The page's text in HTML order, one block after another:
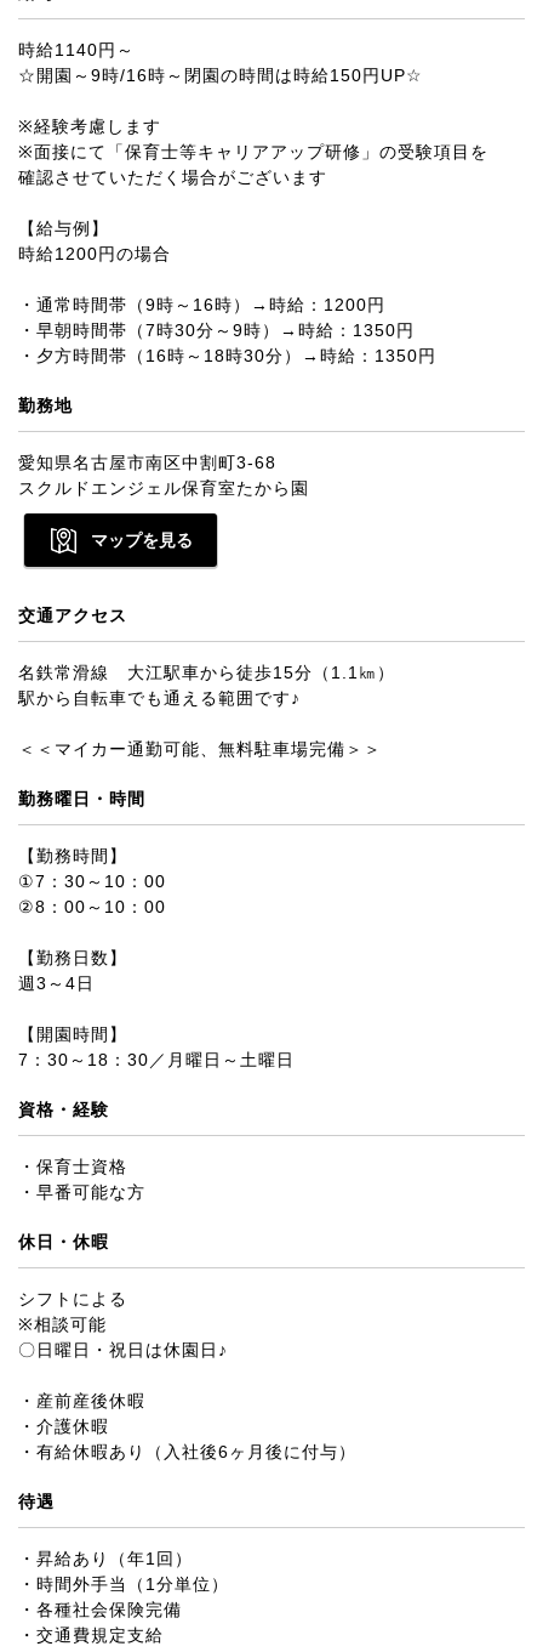
時給1140円～
☆開園～9時/16時～閉園の時間は時給150円UP☆
※経験考慮します
※面接にて「保育士等キャリアアップ研修」の受験項目を
確認させていただく場合がございます
【給与例】
時給1200円の場合
・通常時間帯（9時～16時）→時給：1200円
・早朝時間帯（7時30分～9時）→時給：1350円
・夕方時間帯（16時～18時30分）→時給：1350円
勤務地
愛知県名古屋市南区中割町3-68
スクルドエンジェル保育室たから園
マップを見る
交通アクセス
名鉄常滑線 大江駅車から徒歩15分（1.1㎞）
駅から自転車でも通える範囲です♪
＜＜マイカー通勤可能、無料駐車場完備＞＞
勤務曜日・時間
【勤務時間】
①7：30～10：00
②8：00～10：00
【勤務日数】
週3～4日
【開園時間】
7：30～18：30／月曜日～土曜日
資格・経験
・保育士資格
・早番可能な方
休日・休暇
シフトによる
※相談可能
〇日曜日・祝日は休園日♪
・産前産後休暇
・介護休暇
・有給休暇あり（入社後6ヶ月後に付与）
待遇
・昇給あり（年1回）
・時間外手当（1分単位）
・各種社会保険完備
・交通費規定支給